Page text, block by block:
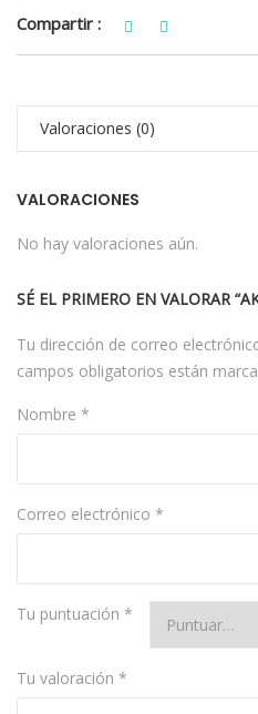
Compartir :
Valoraciones (0)
VALORACIONES
No hay valoraciones aún.
SÉ EL PRIMERO EN VALORAR
Tu dirección de correo
campos obligatorios están
Nombre *
Correo electrónico *
Tu puntuación *
Tu valoración *